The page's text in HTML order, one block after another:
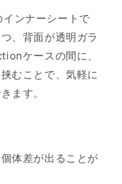
ンナーシートで
、背面が透明ガラ
ケースの間に、
むことで、気軽に
ます。
体差が出ることが